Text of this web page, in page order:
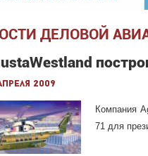
ДЕЛОВОЙ
2009
Компания
71 для